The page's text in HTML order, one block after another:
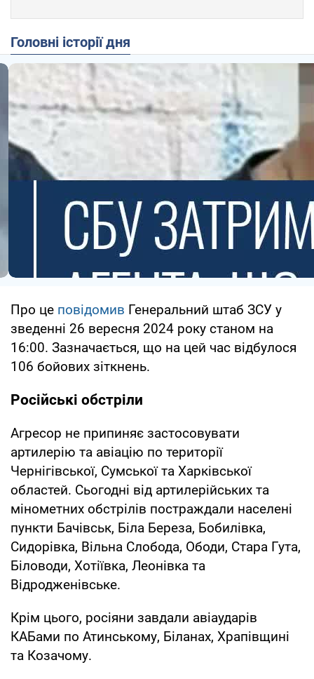
Головні історії дня
Про це повідомив Генеральний штаб ЗСУ у
зведенні 26 вересня 2024 року станом на
16:00. Зазначається, що на цей час відбулося
106 бойових зіткнень.
Російські обстріли
Агресор не припиняє застосовувати
артилерію та авіацію по території
Чернігівської, Сумської та Харківської
областей. Сьогодні від артилерійських та
мінометних обстрілів постраждали населені
пункти Бачівськ, Біла Береза, Бобилівка,
Сидорівка, Вільна Слобода, Ободи, Стара Гута,
Біловоди, Хотіївка, Леонівка та
Відродженівське.
Крім цього, росіяни завдали авіаударів
КАБами по Атинському, Біланах, Храпівщині
та Козачому.